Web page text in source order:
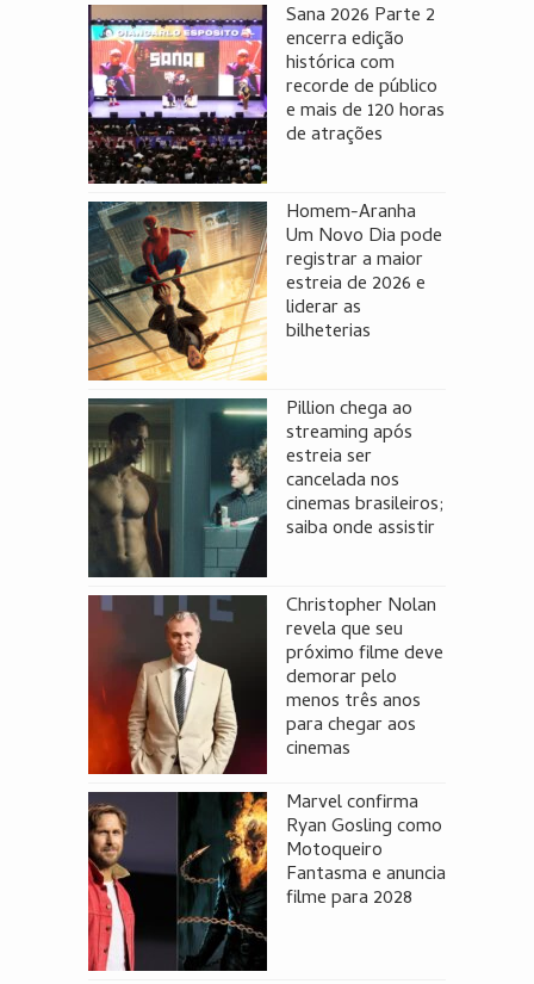
Sana 2026 Parte 2
encerra edição
histórica com
recorde de público
e mais de 120 horas
de atrações
Homem-Aranha
Um Novo Dia pode
registrar a maior
estreia de 2026 e
liderar as
bilheterias
Pillion chega ao
streaming após
estreia ser
cancelada nos
cinemas brasileiros;
saiba onde assistir
Christopher Nolan
revela que seu
próximo filme deve
demorar pelo
menos três anos
para chegar aos
cinemas
Marvel confirma
Ryan Gosling como
Motoqueiro
Fantasma e anuncia
filme para 2028